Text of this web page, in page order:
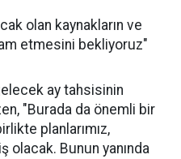
olan kaynakların ve
etmesini bekliyoruz"
ay tahsisinin
"Burada da önemli bir
planlarımız,
olacak. Bunun yanında